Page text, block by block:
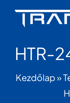
HTR-
Kezdőlap»